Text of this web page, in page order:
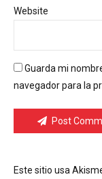
Website
Guarda mi
navegador para la
Post
Este sitio usa